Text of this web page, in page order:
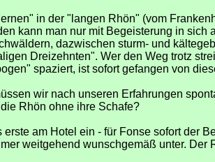
in der "langen Rhön" (vom
kann man nur mit Begeisterung in
dazwischen sturm- und
Dreizehnten". Wer den Weg trotz
spaziert, ist sofort gefangen von
wir nach unseren Erfahrungen
Rhön ohne ihre Schafe?
am Hotel ein - für Fonse sofort der
weitgehend wunschgemäß unter. Der